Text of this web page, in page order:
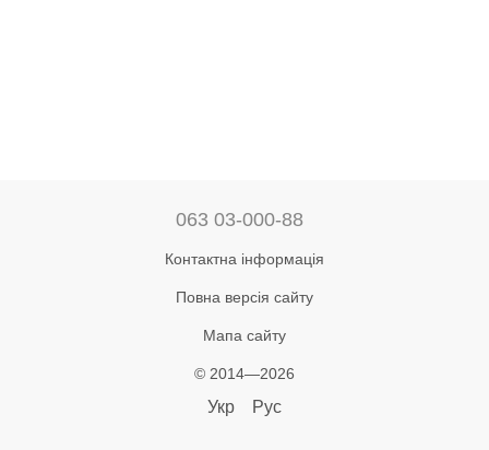
063 03-000-88
Контактна інформація
Повна версія сайту
Мапа сайту
© 2014—2026
Укр Рус